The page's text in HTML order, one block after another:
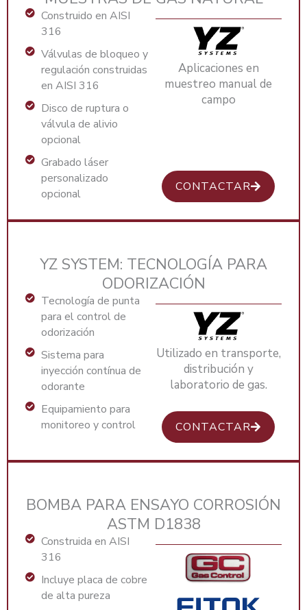
Construido en AISI
316
Válvulas de bloqueo y
regulación construidas
en AISI 316
Disco de ruptura o
válvula de alivio
opcional
Grabado láser
personalizado
opcional
Aplicaciones en
muestreo manual de
campo
CONTACTAR
YZ SYSTEM: TECNOLOGÍA PARA
ODORIZACIÓN
Tecnología de punta
para el control de
odorización
Sistema para
inyección contínua de
odorante
Equipamiento para
monitoreo y control
Utilizado en transporte,
distribución y
laboratorio de gas.
CONTACTAR
BOMBA PARA ENSAYO CORROSIÓN
ASTM D1838
Construida en AISI
316
Incluye placa de cobre
de alta pureza